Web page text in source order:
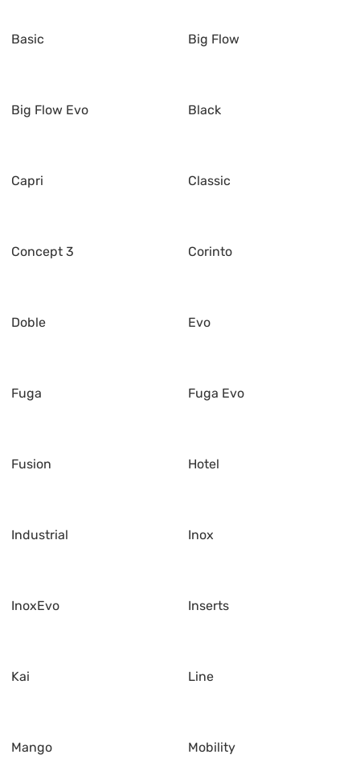
Basic Big Flow
Big Flow Evo Black
Capri Classic
Concept 3 Corinto
Doble Evo
Fuga Fuga Evo
Fusion Hotel
Industrial Inox
InoxEvo Inserts
Kai Line
Mango Mobility